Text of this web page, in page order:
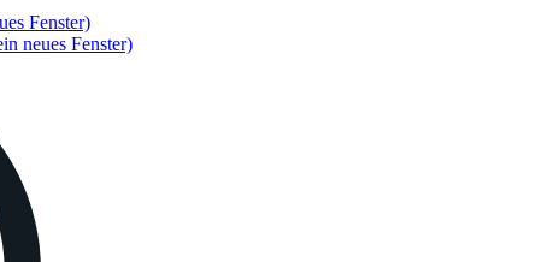
Fenster)
neues Fenster)